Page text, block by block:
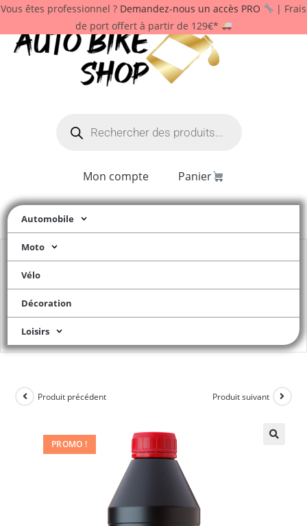
Vous êtes professionnel ? Demandez-nous un accès PRO
| Frais
de port offert à partir de 129€*
Mon compte Panier
Automobile
Moto
Vélo
Décoration
Loisirs
PROMO !
Produit précédent Produit suivant